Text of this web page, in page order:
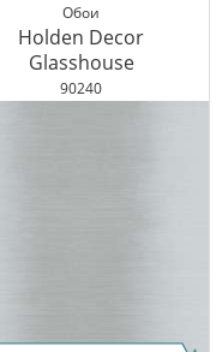
Обои
Holden Decor
Glasshouse
90240